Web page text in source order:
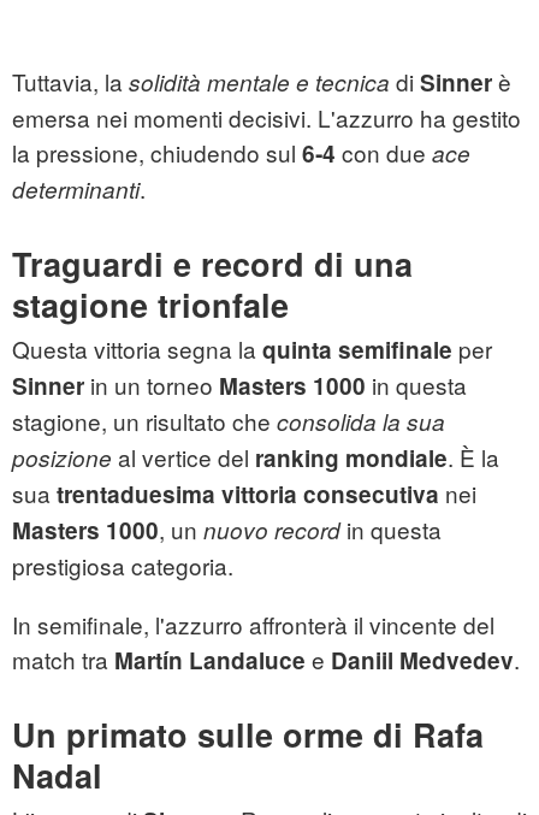
Tuttavia, la solidità mentale e tecnica di Sinnerè
emersa nei momenti decisivi. L'azzurro ha gestito
la pressione, chiudendo sul 6‑4 con due ace
determinanti.
Traguardi e record di una
stagione trionfale
Questa vittoria segna la quinta semifinale per
Sinner in un torneo Masters 1000 in questa
stagione, un risultato che consolida la sua
posizione al vertice del ranking mondiale. È la
sua trentaduesima vittoria consecutiva nei
Masters 1000, un nuovo recordin questa
prestigiosa categoria.
In semifinale, l'azzurro affronterà il vincente del
match tra Martín Landaluce e Daniil Medvedev.
Un primato sulle orme di Rafa
Nadal